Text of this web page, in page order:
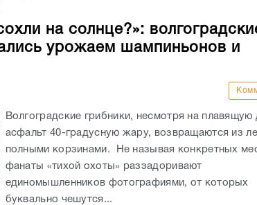
на солнце?»:
урожаем шампиньонов и
Волгоградские грибники, несмотря на плавящую
асфальт 40-градусную жару, возвращаются из
полными корзинами. Не называя конкретных
фанаты «тихой охоты» раззадоривают
единомышленников фотографиями, от которых
буквально чешутся...